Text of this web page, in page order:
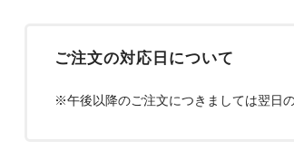
ご注文の対応日について
※午後以降のご注文につきましては翌日